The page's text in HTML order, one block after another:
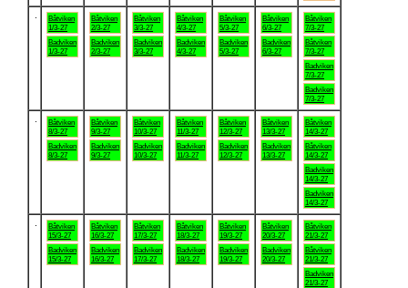
Båtviken
1/3-27
Badviken
1/3-27
Båtviken
2/3-27
Badviken
2/3-27
Båtviken
3/3-27
Badviken
3/3-27
Båtviken
4/3-27
Badviken
4/3-27
Båtviken
5/3-27
Badviken
5/3-27
Båtviken
6/3-27
Badviken
6/3-27
Båtviken
7/3-27
Båtviken
7/3-27
Badviken
7/3-27
Badviken
7/3-27
Båtviken
8/3-27
Badviken
8/3-27
Båtviken
9/3-27
Badviken
9/3-27
Båtviken
10/3-27
Badviken
10/3-27
Båtviken
11/3-27
Badviken
11/3-27
Båtviken
12/3-27
Badviken
12/3-27
Båtviken
13/3-27
Badviken
13/3-27
Båtviken
14/3-27
Båtviken
14/3-27
Badviken
14/3-27
Badviken
14/3-27
Båtviken
15/3-27
Badviken
15/3-27
Båtviken
16/3-27
Badviken
16/3-27
Båtviken
17/3-27
Badviken
17/3-27
Båtviken
18/3-27
Badviken
18/3-27
Båtviken
19/3-27
Badviken
19/3-27
Båtviken
20/3-27
Badviken
20/3-27
Båtviken
21/3-27
Båtviken
21/3-27
Badviken
21/3-27